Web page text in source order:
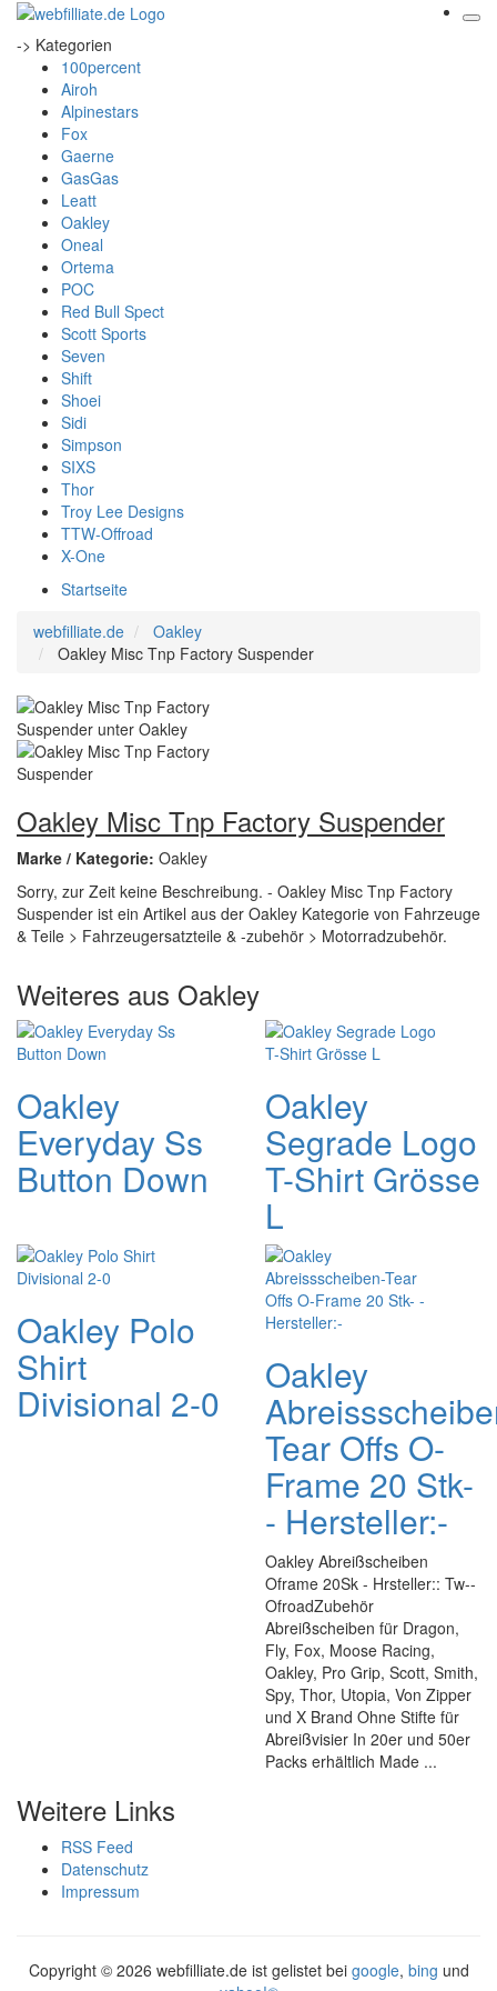
-> Kategorien
100percent
Airoh
Alpinestars
Fox
Gaerne
GasGas
Leatt
Oakley
Oneal
Ortema
POC
Red Bull Spect
Scott Sports
Seven
Shift
Shoei
Sidi
Simpson
SIXS
Thor
Troy Lee Designs
TTW-Offroad
X-One
Startseite
webfilliate.de
Oakley
Oakley Misc Tnp Factory Suspender
Oakley Misc Tnp Factory Suspender
Marke / Kategorie: Oakley
Sorry, zur Zeit keine Beschreibung. - Oakley Misc Tnp Factory
Suspender ist ein Artikel aus der Oakley Kategorie von Fahrzeuge
& Teile > Fahrzeugersatzteile & -zubehör > Motorradzubehör.
Weiteres aus Oakley
Oakley
Everyday Ss
Button Down
Oakley
Segrade Logo
T-Shirt Grösse
L
Oakley Polo
Shirt
Divisional 2-0
Oakley
Tear Offs O-
Frame 20 Stk-
- Hersteller:-
Oakley Abreißscheiben
Oframe 20Sk - Hrsteller:: Tw--
OfroadZubehör
Abreißscheiben für Dragon,
Fly, Fox, Moose Racing,
Oakley, Pro Grip, Scott, Smith,
Spy, Thor, Utopia, Von Zipper
und X Brand Ohne Stifte für
Abreißvisier In 20er und 50er
Packs erhältlich Made ...
Weitere Links
RSS Feed
Datenschutz
Impressum
Copyright © 2026 webfilliate.de ist gelistet bei google, bing und